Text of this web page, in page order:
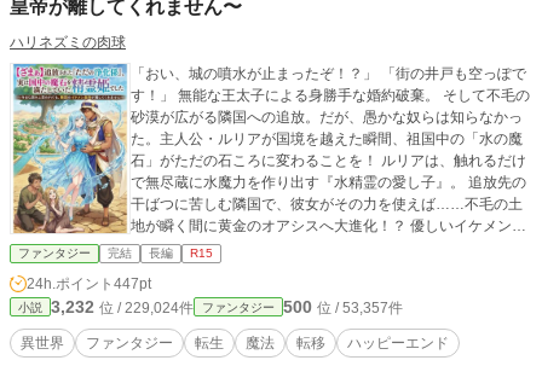
皇帝が離してくれません〜
ハリネズミの肉球
「おい、城の噴水が止まったぞ！？」 「街の井戸も空っぽで
す！」 無能な王太子による身勝手な婚約破棄。 そして不毛の
砂漠が広がる隣国への追放。だが、愚かな奴らは知らなかっ
た。主人公・ルリアが国境を越えた瞬間、祖国中の「水の魔
石」がただの石ころに変わることを！ ルリアは、触れるだけ
で無尽蔵に水魔力を作り出す『水精霊の愛し子』。 追放先の
干ばつに苦しむ隣国で、彼女がその力を使えば……不毛の土
地が瞬く間に黄金のオアシスへ大進化！？ 優しいイケメン皇
帝に溺愛されながら、ルリアは隣国を世界一の繁栄国家へと
導いていく。 一方、水が完全に枯渇し大パニックに陥る祖
国。 「ルリアを連れ戻せ！」と焦る王太子に待っていたの
は、かつて見下していた隣国からの圧倒的な経済・水源制裁
だった——！ 今、最高にスカッとする大逆転劇が幕を開け
る！ ※本作品は、人工知能の生成する文章の力をお借りしつ
ファンタジー 完結 長編 R15
24h.ポイント 447pt
小説 3,232 位 / 229,024件 ファンタジー 500 位 / 53,357件
異世界 ファンタジー 転生 魔法 転移 ハッピーエンド